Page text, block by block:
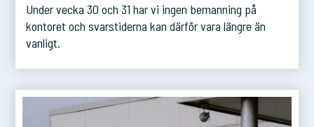
Under vecka 30 och 31 har vi ingen bemanning på
kontoret och svarstiderna kan därför vara längre än
vanligt.